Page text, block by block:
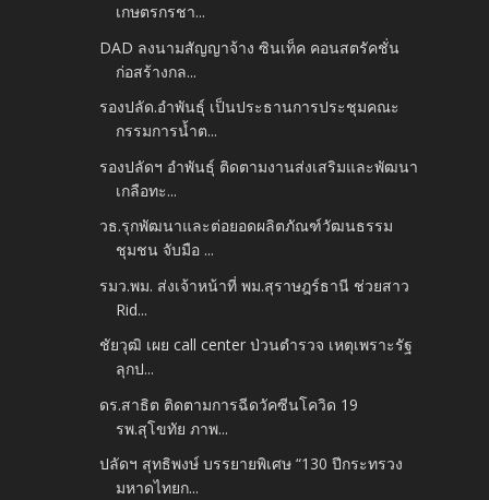
เกษตรกรชา...
DAD ลงนามสัญญาจ้าง ซินเท็ค คอนสตรัคชั่น
ก่อสร้างกล...
รองปลัด.อำพันธุ์ เป็นประธานการประชุมคณะ
กรรมการน้ำต...
รองปลัดฯ อำพันธุ์ ติดตามงานส่งเสริมและพัฒนา
เกลือทะ...
วธ.รุกพัฒนาและต่อยอดผลิตภัณฑ์วัฒนธรรม
ชุมชน จับมือ ...
รมว.พม. ส่งเจ้าหน้าที่ พม.สุราษฎร์ธานี ช่วยสาว
Rid...
ชัยวุฒิ เผย call center ป่วนตำรวจ เหตุเพราะรัฐ
ลุกป...
ดร.สาธิต ติดตามการฉีดวัคซีนโควิด 19
รพ.สุโขทัย ภาพ...
ปลัดฯ สุทธิพงษ์ บรรยายพิเศษ “130 ปีกระทรวง
มหาดไทยก...